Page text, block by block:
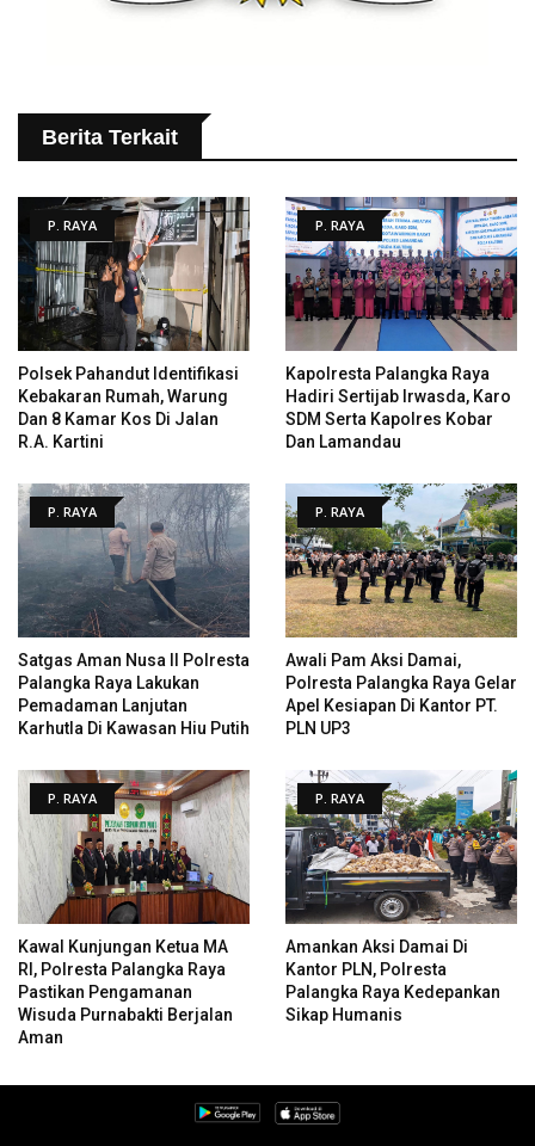
Berita Terkait
P. RAYA
Polsek Pahandut Identifikasi
Kebakaran Rumah, Warung
Dan 8 Kamar Kos Di Jalan
R.A. Kartini
P. RAYA
Kapolresta Palangka Raya
Hadiri Sertijab Irwasda, Karo
SDM Serta Kapolres Kobar
Dan Lamandau
P. RAYA
Satgas Aman Nusa II Polresta
Palangka Raya Lakukan
Pemadaman Lanjutan
Karhutla Di Kawasan Hiu Putih
P. RAYA
Awali Pam Aksi Damai,
Polresta Palangka Raya Gelar
Apel Kesiapan Di Kantor PT.
PLN UP3
P. RAYA
Kawal Kunjungan Ketua MA
RI, Polresta Palangka Raya
Pastikan Pengamanan
Wisuda Purnabakti Berjalan
Aman
P. RAYA
Amankan Aksi Damai Di
Kantor PLN, Polresta
Palangka Raya Kedepankan
Sikap Humanis